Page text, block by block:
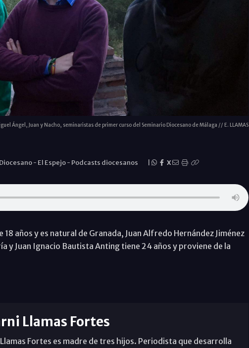
Ángel, Juan y Nacho, seminaristas de primer curso del Seminario Diocesano de Málaga // E. LLAMAS
- El Espejo- Podcasts diocesanos X
años y es natural de Granada, Juan Alfredo Hernández Jiménez
y Juan Ignacio Bautista Anting tiene 24 años y proviene de la
Llamas Fortes
Fortes es madre de tres hijos. Periodista que desarrolla